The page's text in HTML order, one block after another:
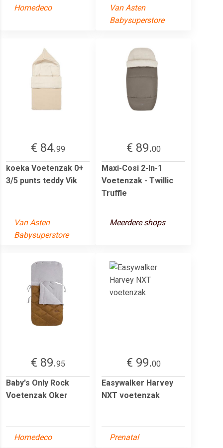
Homedeco
Van Asten
Babysuperstore
€ 84.99
koeka Voetenzak 0+
3/5 punts teddy Vik
Van Asten
Babysuperstore
€ 89.00
Maxi-Cosi 2-In-1
Voetenzak - Twillic
Truffle
Meerdere shops
€ 89.95
Baby's Only Rock
Voetenzak Oker
Homedeco
€ 99.00
Easywalker Harvey
NXT voetenzak
Prenatal